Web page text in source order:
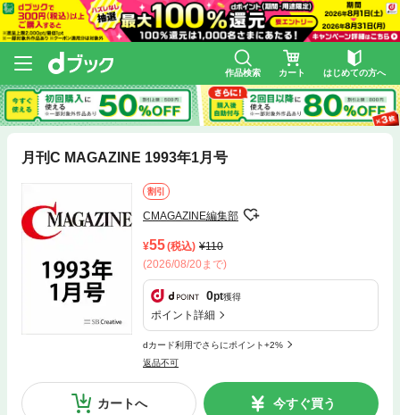
作品検索 カート はじめての方へ
月刊C MAGAZINE 1993年1月号
割引
CMAGAZINE編集部
55(税込)
110
(2026/08/20まで)
0pt獲得
ポイント詳細
dカード利用でさらにポイント+2%
返品不可
カートへ 今すぐ買う